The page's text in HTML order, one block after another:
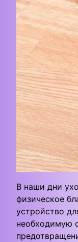
В наши дни
физическое
устройство
необходимую